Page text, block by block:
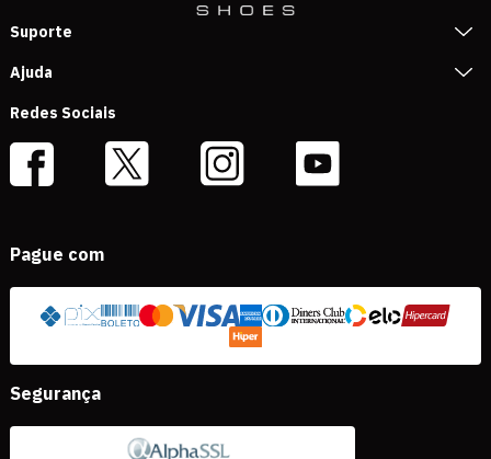
Suporte
Ajuda
Redes Sociais
Pague com
Segurança